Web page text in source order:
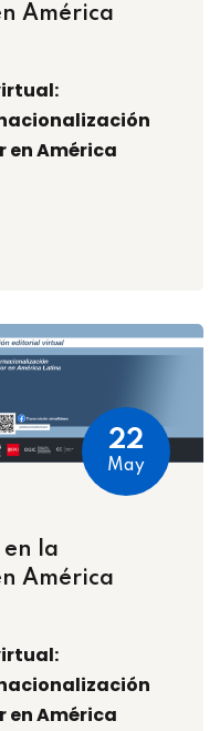
América
en América
22
May
la
América
en América